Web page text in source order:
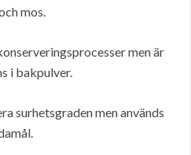
mos.
men är
i bakpulver.
surhetsgraden men används